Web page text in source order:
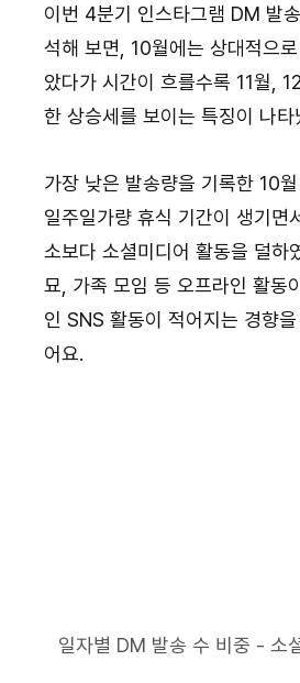
이번 4분기 인스타그램 DM 발
석해 보면, 10월에는 상대적으
았다가 시간이 흐를수록 11월,
한 상승세를 보이는 특징이 나타
가장 낮은 발송량을 기록한 10
일주일가량 휴식 기간이 생기면
소보다 소셜미디어 활동을 덜하
묘, 가족 모임 등 오프라인 활동
인 SNS 활동이 적어지는 경향
어요.
일자별 DM 발송 수 비중 - 소